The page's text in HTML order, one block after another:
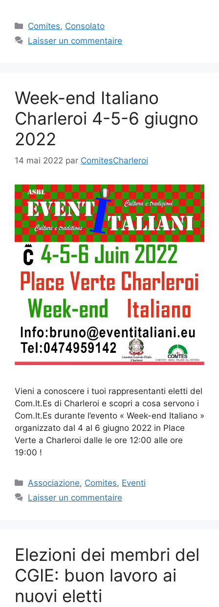
Catégories
Comites, Consolato
Laisser un commentaire
Week-end Italiano
Charleroi 4-5-6 giugno
2022
14 mai 2022 par ComitesCharleroi
Vieni a conoscere i tuoi rappresentanti eletti del
Com.It.Es di Charleroi e scopri a cosa servono i
Com.It.Es durante l’evento « Week-end Italiano »
organizzato dal 4 al 6 giugno 2022 in Place
Verte a Charleroi dalle le ore 12:00 alle ore
19:00 !
Catégories
Associazione, Comites, Eventi
Laisser un commentaire
Elezioni dei membri del
CGIE: buon lavoro ai
nuovi eletti